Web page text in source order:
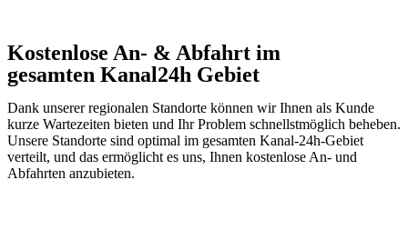
Kostenlose An- & Abfahrt im
gesamten Kanal24h Gebiet
Dank unserer regionalen Standorte können wir Ihnen als Kunde
kurze Wartezeiten bieten und Ihr Problem schnellstmöglich beheben.
Unsere Standorte sind optimal im gesamten Kanal-24h-Gebiet
verteilt, und das ermöglicht es uns, Ihnen kostenlose An- und
Abfahrten anzubieten.